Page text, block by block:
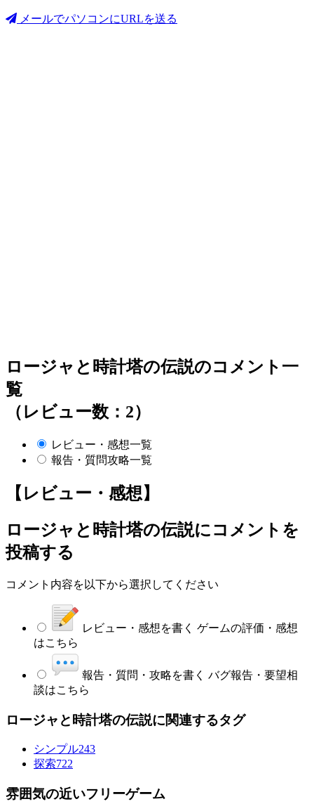
メールでパソコンにURLを送る
ロージャと時計塔の伝説のコメント一
覧
（レビュー数：2）
レビュー・感想一覧
報告・質問攻略一覧
【レビュー・感想】
ロージャと時計塔の伝説にコメントを
投稿する
コメント内容を以下から選択してください
レビュー・感想を書く ゲームの評価・感想
はこちら
報告・質問・攻略を書く バグ報告・要望相
談はこちら
ロージャと時計塔の伝説に関連するタグ
シンプル243
探索722
雰囲気の近いフリーゲーム